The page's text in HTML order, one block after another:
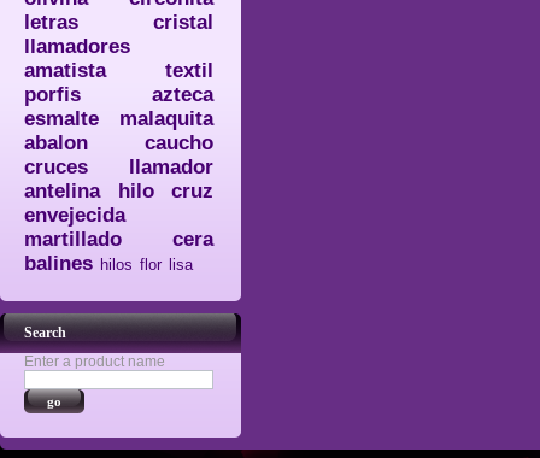
letras
cristal
llamadores
amatista
textil
porfis
azteca
esmalte
malaquita
abalon
caucho
cruces
llamador
antelina
hilo
cruz
envejecida
martillado
cera
balines hilos flor lisa
Search
Enter a product name